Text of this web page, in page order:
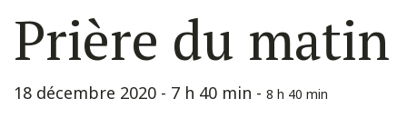
Prière du matin
18 décembre 2020 - 7 h 40 min - 8 h 40 min